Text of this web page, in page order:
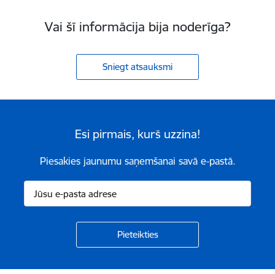
Vai šī informācija bija noderīga?
Sniegt atsauksmi
Esi pirmais, kurš uzzina!
Piesakies jaunumu saņemšanai savā e-pastā.